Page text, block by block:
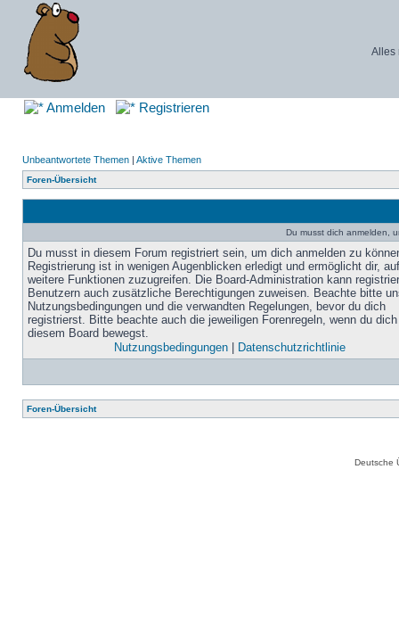
Alles
Anmelden Registrieren
Unbeantwortete Themen | Aktive Themen
Foren-Übersicht
Du musst dich anmelden,
Du musst in diesem Forum registriert sein, um dich anmelden zu
Registrierung ist in wenigen Augenblicken erledigt und ermöglicht dir, auf
weitere Funktionen zuzugreifen. Die Board-Administration kann
Benutzern auch zusätzliche Berechtigungen zuweisen. Beachte bitte
Nutzungsbedingungen und die verwandten Regelungen, bevor du dich
registrierst. Bitte beachte auch die jeweiligen Forenregeln, wenn du
diesem Board bewegst.
Nutzungsbedingungen| Datenschutzrichtlinie
Foren-Übersicht
Deutsche